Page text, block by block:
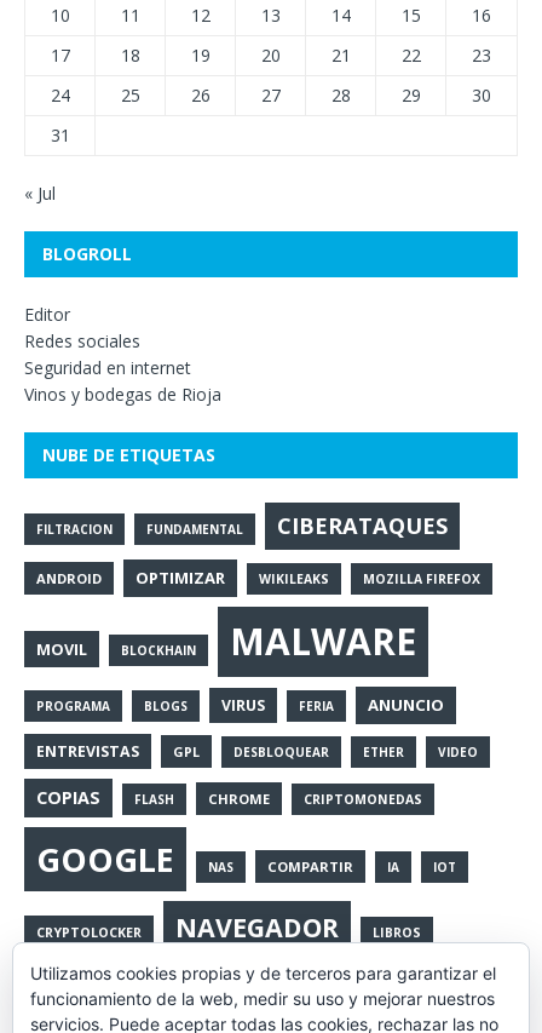
10
11 12 13 14 15
16
17
18 19 20 21 22
23
24
25 26 27 28 29
30
31
« Jul
BLOGROLL
Editor
Redes sociales
Seguridad en internet
Vinos y bodegas de Rioja
NUBE DE ETIQUETAS
FILTRACION FUNDAMENTAL CIBERATAQUES
ANDROID OPTIMIZAR WIKILEAKS MOZILLA FIREFOX
MOVIL BLOCKHAIN MALWARE
PROGRAMA BLOGS VIRUS FERIA ANUNCIO
ENTREVISTAS GPL DESBLOQUEAR ETHER VIDEO
COPIAS FLASH CHROME CRIPTOMONEDAS
GOOGLE NAS COMPARTIR IA IOT
CRYPTOLOCKER NAVEGADOR LIBROS
EXTENSIONES VULNERABILIDAD RSS
Utilizamos cookies propias y de terceros para garantizar el
funcionamiento de la web, medir su uso y mejorar nuestros
servicios. Puede aceptar todas las cookies, rechazar las no